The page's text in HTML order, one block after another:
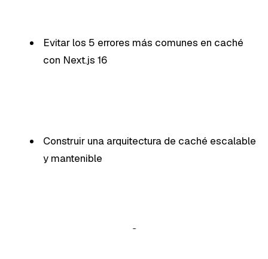
Evitar los 5 errores más comunes en caché
con Next.js 16
Construir una arquitectura de caché escalable
y mantenible